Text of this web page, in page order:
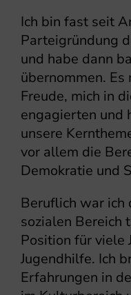
Ich bin fast seit
Parteigründung
und habe dann
übernommen.
Freude, mich in
engagierten und
unsere
vor allem die
Demokratie und
Beruflich war ich
sozialen Bereich
Position für viele
Jugendhilfe. Ich
Erfahrungen in